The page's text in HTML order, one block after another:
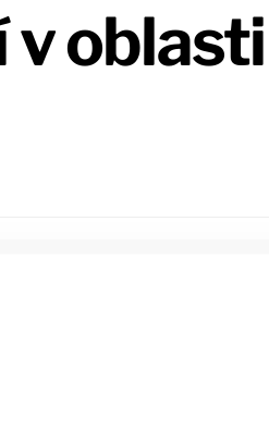
oblasti